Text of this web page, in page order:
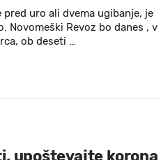
pred uro ali dvema ugibanje, je
Novomeški Revoz bo danes , v
ob deseti …
upoštevajte korona